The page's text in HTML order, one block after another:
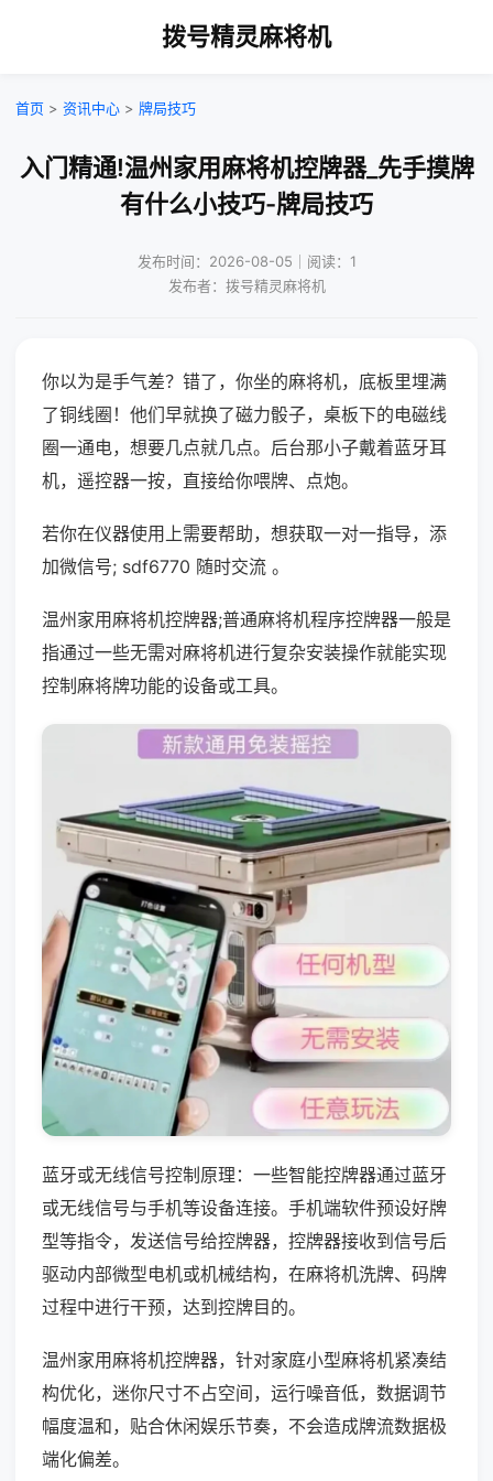
拨号精灵麻将机
首页 > 资讯中心 > 牌局技巧
入门精通!温州家用麻将机控牌器_先手摸牌
有什么小技巧-牌局技巧
发布时间：2026-08-05｜阅读：1
发布者：拨号精灵麻将机
你以为是手气差？错了，你坐的麻将机，底板里埋满
了铜线圈！他们早就换了磁力骰子，桌板下的电磁线
圈一通电，想要几点就几点。后台那小子戴着蓝牙耳
机，遥控器一按，直接给你喂牌、点炮。
若你在仪器使用上需要帮助，想获取一对一指导，添
加微信号; sdf6770 随时交流 。
温州家用麻将机控牌器;普通麻将机程序控牌器一般是
指通过一些无需对麻将机进行复杂安装操作就能实现
控制麻将牌功能的设备或工具。
蓝牙或无线信号控制原理：一些智能控牌器通过蓝牙
或无线信号与手机等设备连接。手机端软件预设好牌
型等指令，发送信号给控牌器，控牌器接收到信号后
驱动内部微型电机或机械结构，在麻将机洗牌、码牌
过程中进行干预，达到控牌目的。
温州家用麻将机控牌器，针对家庭小型麻将机紧凑结
构优化，迷你尺寸不占空间，运行噪音低，数据调节
幅度温和，贴合休闲娱乐节奏，不会造成牌流数据极
端化偏差。